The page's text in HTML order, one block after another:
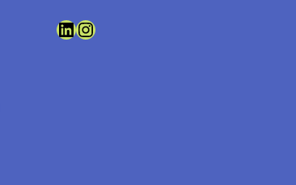
Lien linedin Lien instagram